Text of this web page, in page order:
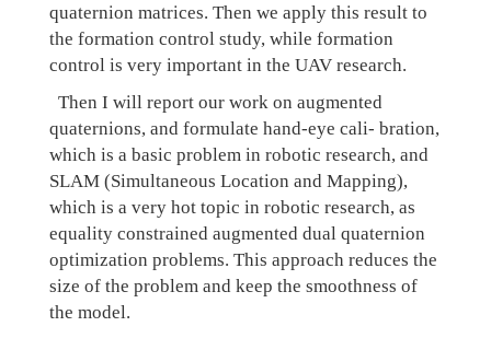
quaternion matrices. Then we apply this result to
the formation control study, while formation
control is very important in the UAV research.
Then I will report our work on augmented
quaternions, and formulate hand-eye cali- bration,
which is a basic problem in robotic research, and
SLAM (Simultaneous Location and Mapping),
which is a very hot topic in robotic research, as
equality constrained augmented dual quaternion
optimization problems. This approach reduces the
size of the problem and keep the smoothness of
the model.